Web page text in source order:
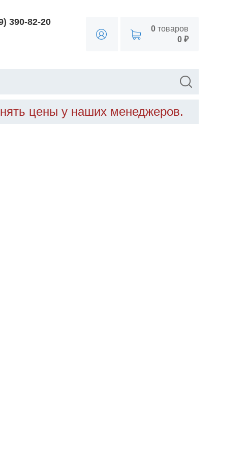
390-82-20
0товаров
0 ₽
цены у наших менеджеров.